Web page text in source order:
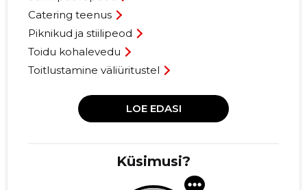
Catering teenus
Piknikud ja stiilipeod
Toidu kohalevedu
Toitlustamine väliüritustel
LOE EDASI
Küsimusi?